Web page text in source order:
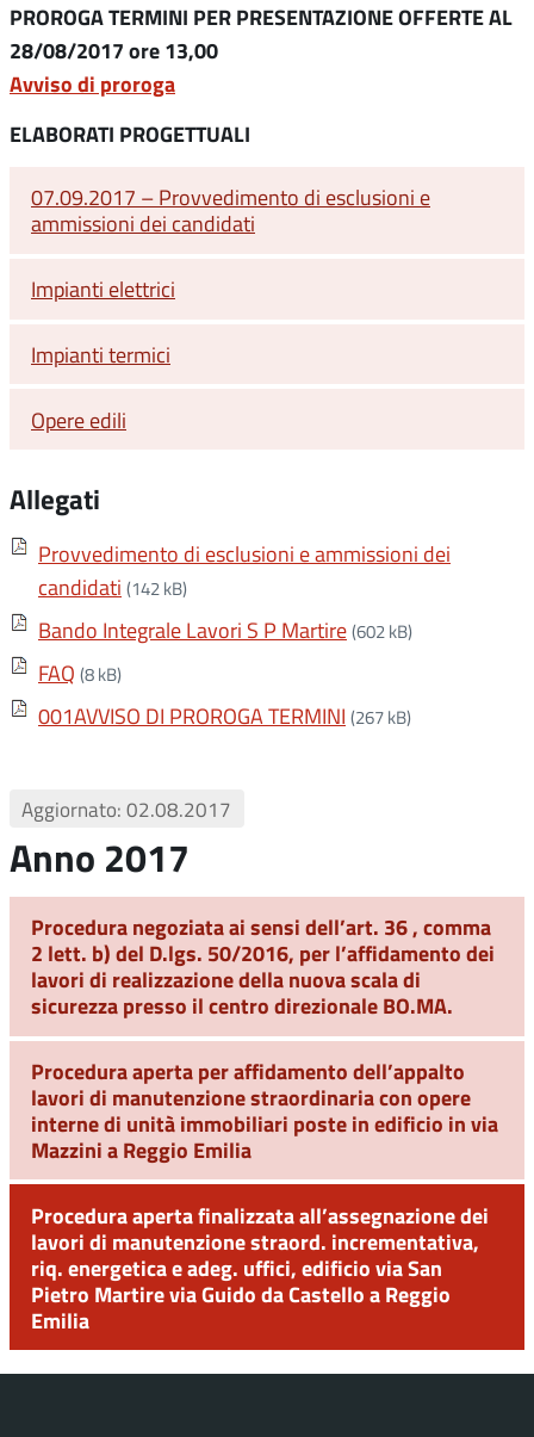
PROROGA TERMINI PER PRESENTAZIONE OFFERTE AL
28/08/2017 ore 13,00
Avviso di proroga
ELABORATI PROGETTUALI
07.09.2017 – Provvedimento di esclusioni e
ammissioni dei candidati
Impianti elettrici
Impianti termici
Opere edili
Allegati
Provvedimento di esclusioni e ammissioni dei
candidati (142 kB)
Bando Integrale Lavori S P Martire(602 kB)
FAQ (8 kB)
001AVVISO DI PROROGA TERMINI (267 kB)
Aggiornato: 02.08.2017
Anno 2017
Procedura negoziata ai sensi dell’art. 36 , comma
2 lett. b) del D.lgs. 50/2016, per l’affidamento dei
lavori di realizzazione della nuova scala di
sicurezza presso il centro direzionale BO.MA.
Procedura aperta per affidamento dell’appalto
lavori di manutenzione straordinaria con opere
interne di unità immobiliari poste in edificio in via
Mazzini a Reggio Emilia
Procedura aperta finalizzata all’assegnazione dei
lavori di manutenzione straord. incrementativa,
riq. energetica e adeg. uffici, edificio via San
Pietro Martire via Guido da Castello a Reggio
Emilia